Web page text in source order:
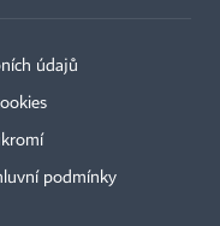
údajů
podmínky